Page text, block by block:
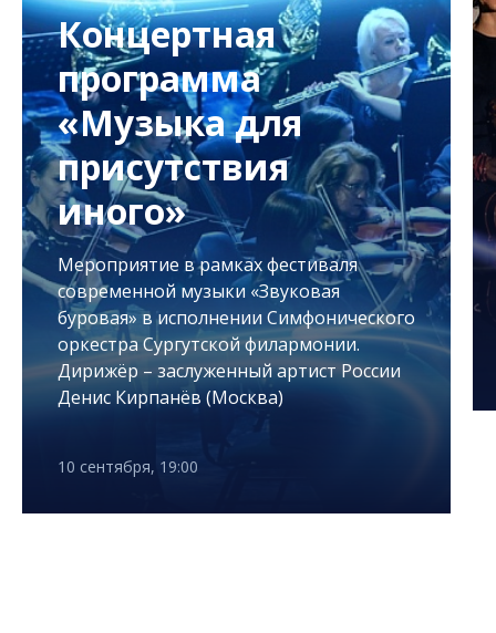
Концертная
программа
«Музыка для
присутствия
иного»
Мероприятие в рамках фестиваля
современной музыки «Звуковая
буровая» в исполнении Симфонического
оркестра Сургутской филармонии.
Дирижёр – заслуженный артист России
Денис Кирпанёв (Москва)
10 сентября, 19:00